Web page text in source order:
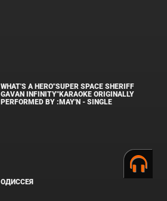
WHAT'S A HERO"SUPER SPACE SHERIFF
GAVAN INFINITY"KARAOKE ORIGINALLY
PERFORMED BY :MAY'N - SINGLE
ОДИССЕЯ